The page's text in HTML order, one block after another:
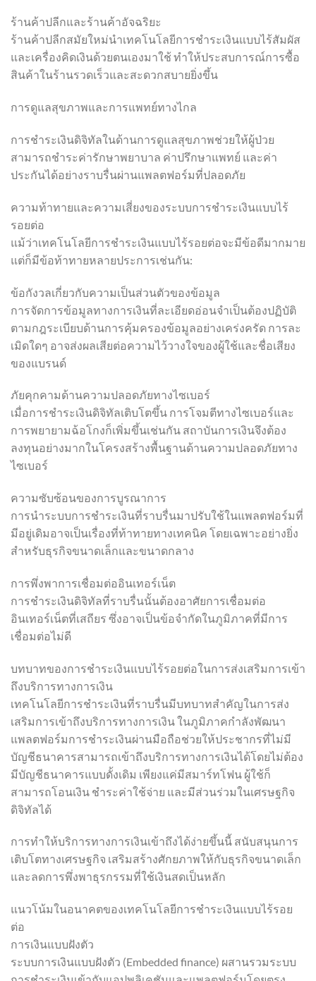
ร้านค้าปลีกและร้านค้าอัจฉริยะ
ร้านค้าปลีกสมัยใหม่นำเทคโนโลยีการชำระเงินแบบไร้สัมผัส
และเครื่องคิดเงินด้วยตนเองมาใช้ ทำให้ประสบการณ์การซื้อ
สินค้าในร้านรวดเร็วและสะดวกสบายยิ่งขึ้น
การดูแลสุขภาพและการแพทย์ทางไกล
การชำระเงินดิจิทัลในด้านการดูแลสุขภาพช่วยให้ผู้ป่วย
สามารถชำระค่ารักษาพยาบาล ค่าปรึกษาแพทย์ และค่า
ประกันได้อย่างราบรื่นผ่านแพลตฟอร์มที่ปลอดภัย
ความท้าทายและความเสี่ยงของระบบการชำระเงินแบบไร้
รอยต่อ
แม้ว่าเทคโนโลยีการชำระเงินแบบไร้รอยต่อจะมีข้อดีมากมาย
แต่ก็มีข้อท้าทายหลายประการเช่นกัน:
ข้อกังวลเกี่ยวกับความเป็นส่วนตัวของข้อมูล
การจัดการข้อมูลทางการเงินที่ละเอียดอ่อนจำเป็นต้องปฏิบัติ
ตามกฎระเบียบด้านการคุ้มครองข้อมูลอย่างเคร่งครัด การละ
เมิดใดๆ อาจส่งผลเสียต่อความไว้วางใจของผู้ใช้และชื่อเสียง
ของแบรนด์
ภัยคุกคามด้านความปลอดภัยทางไซเบอร์
เมื่อการชำระเงินดิจิทัลเติบโตขึ้น การโจมตีทางไซเบอร์และ
การพยายามฉ้อโกงก็เพิ่มขึ้นเช่นกัน สถาบันการเงินจึงต้อง
ลงทุนอย่างมากในโครงสร้างพื้นฐานด้านความปลอดภัยทาง
ไซเบอร์
ความซับซ้อนของการบูรณาการ
การนำระบบการชำระเงินที่ราบรื่นมาปรับใช้ในแพลตฟอร์มที่
มีอยู่เดิมอาจเป็นเรื่องที่ท้าทายทางเทคนิค โดยเฉพาะอย่างยิ่ง
สำหรับธุรกิจขนาดเล็กและขนาดกลาง
การพึ่งพาการเชื่อมต่ออินเทอร์เน็ต
การชำระเงินดิจิทัลที่ราบรื่นนั้นต้องอาศัยการเชื่อมต่อ
อินเทอร์เน็ตที่เสถียร ซึ่งอาจเป็นข้อจำกัดในภูมิภาคที่มีการ
เชื่อมต่อไม่ดี
บทบาทของการชำระเงินแบบไร้รอยต่อในการส่งเสริมการเข้า
ถึงบริการทางการเงิน
เทคโนโลยีการชำระเงินที่ราบรื่นมีบทบาทสำคัญในการส่ง
เสริมการเข้าถึงบริการทางการเงิน ในภูมิภาคกำลังพัฒนา
แพลตฟอร์มการชำระเงินผ่านมือถือช่วยให้ประชากรที่ไม่มี
บัญชีธนาคารสามารถเข้าถึงบริการทางการเงินได้โดยไม่ต้อง
มีบัญชีธนาคารแบบดั้งเดิม เพียงแค่มีสมาร์ทโฟน ผู้ใช้ก็
สามารถโอนเงิน ชำระค่าใช้จ่าย และมีส่วนร่วมในเศรษฐกิจ
ดิจิทัลได้
การทำให้บริการทางการเงินเข้าถึงได้ง่ายขึ้นนี้ สนับสนุนการ
เติบโตทางเศรษฐกิจ เสริมสร้างศักยภาพให้กับธุรกิจขนาดเล็ก
และลดการพึ่งพาธุรกรรมที่ใช้เงินสดเป็นหลัก
แนวโน้มในอนาคตของเทคโนโลยีการชำระเงินแบบไร้รอย
ต่อ
การเงินแบบฝังตัว
ระบบการเงินแบบฝังตัว (Embedded finance) ผสานรวมระบบ